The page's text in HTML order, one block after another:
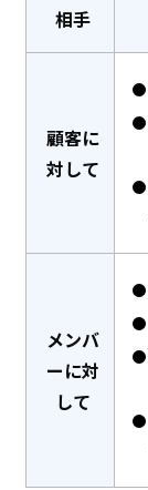
相手
顧客に
対して
メンバ
ーに対
して